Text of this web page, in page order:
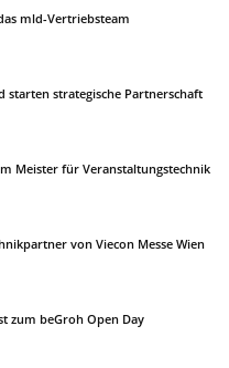
mld-Vertriebsteam
starten strategische Partnerschaft
Meister für Veranstaltungstechnik
von Viecon Messe Wien
zum beGroh Open Day